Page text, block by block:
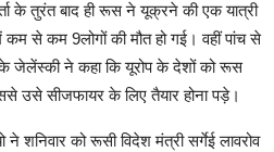
के तुरंत बाद ही रूस ने यूक्रने की एक यात्री
से कम 9लोगों की मौत हो गई। वहीं पांच से
जेलेंस्की ने कहा कि यूरोप के देशों को रूस
उसे सीजफायर के लिए तैयार होना पड़े।
ने शनिवार को रूसी विदेश मंत्री सर्गेई लावरोव